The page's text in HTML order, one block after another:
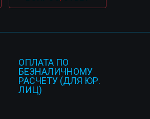
ОПЛАТА ПО
БЕЗНАЛИЧНОМУ
РАСЧЕТУ (ДЛЯ ЮР.
ЛИЦ)